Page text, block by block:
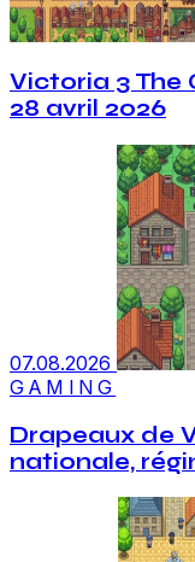
Victoria 3 The
28 avril 2026
07.08.2026
GAMING
Drapeaux de
nationale,